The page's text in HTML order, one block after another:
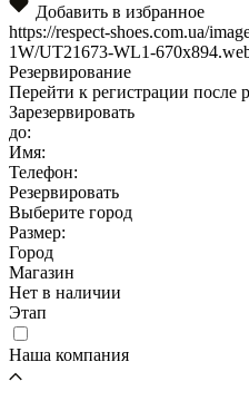
Добавить в избранное
https://respect-shoes.com.ua/
1W/UT21673-WL1-
Резервирование
Перейти к регистрации после
Зарезервировать
до:
Имя:
Телефон:
Резервировать
Выберите город
Размер:
Город
Магазин
Нет в наличии
Этап
Наша компания